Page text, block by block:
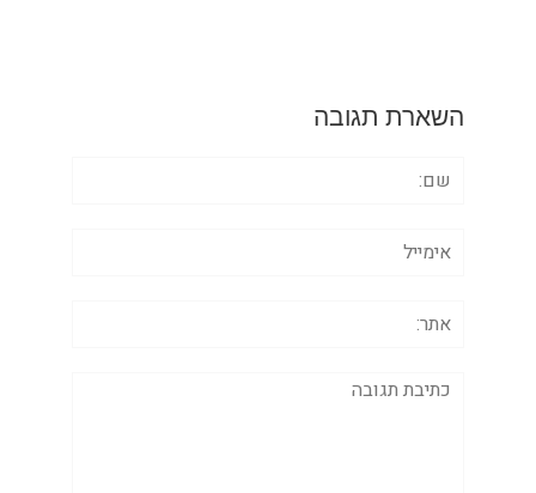
השארת תגובה
תגובה